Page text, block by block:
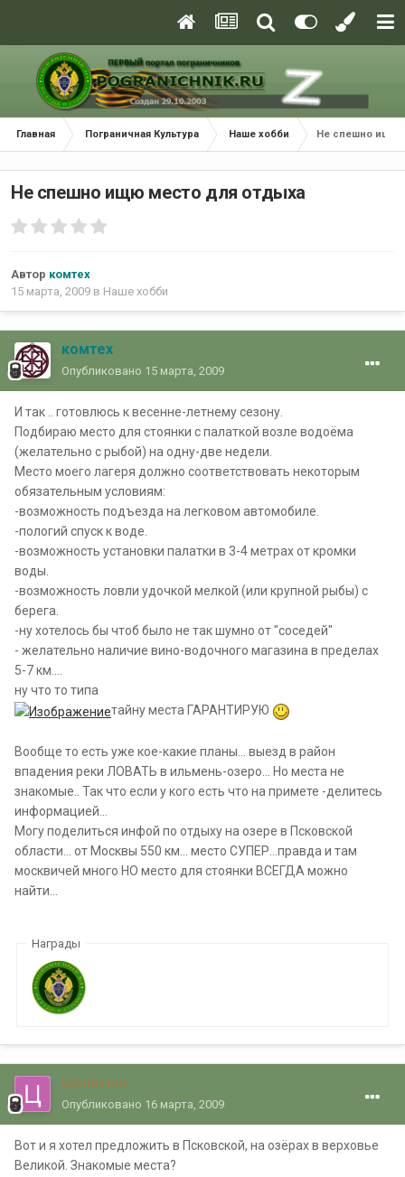
Главная Пограничная Культура Наше хобби Не спешно ищю
Не спешно ищю место для отдыха
Автор комтех
15 марта, 2009 в Наше хобби
комтех
Опубликовано 15 марта, 2009
И так .. готовлюсь к весенне-летнему сезону.
Подбираю место для стоянки с палаткой возле водоёма
(желательно с рыбой) на одну-две недели.
Место моего лагеря должно соответствовать некоторым
обязательным условиям:
-возможность подъезда на легковом автомобиле.
-пологий спуск к воде.
-возможность установки палатки в 3-4 метрах от кромки
воды.
-возможность ловли удочкой мелкой (или крупной рыбы) с
берега.
-ну хотелось бы чтоб было не так шумно от "соседей"
- желательно наличие вино-водочного магазина в пределах
5-7 км....
ну что то типа
тайну места ГАРАНТИРУЮ
Вообще то есть уже кое-какие планы... выезд в район
впадения реки ЛОВАТЬ в ильмень-озеро... Но места не
знакомые.. Так что если у кого есть что на примете -делитесь
информацией...
Могу поделиться инфой по отдыху на озере в Псковской
области... от Москвы 550 км... место СУПЕР...правда и там
москвичей много НО место для стоянки ВСЕГДА можно
найти...
Награды
Цепятыч
Опубликовано 16 марта, 2009
Вот и я хотел предложить в Псковской, на озёрах в верховье
Великой. Знакомые места?